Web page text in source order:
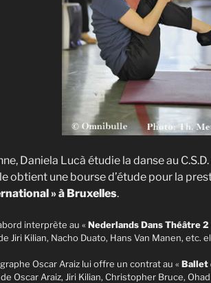
Daniela Lucà étudie la danse au
obtient une bourse d’étude pour la
» à Bruxelles.
interprète au « Nederlands Dans Théâtre 2
Jiri Kilian, Nacho Duato, Hans Van Manen, etc.
Oscar Araiz lui offre un contrat au « Ballet
Oscar Araiz, Jiri Kilian, Christopher Bruce,